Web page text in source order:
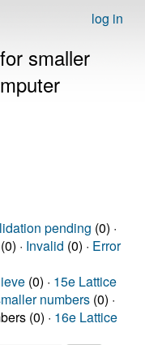
log in
smaller
pending (0) ·
(0) · Invalid (0) · Error
(0) · 15e Lattice
numbers (0) ·
(0) · 16e Lattice